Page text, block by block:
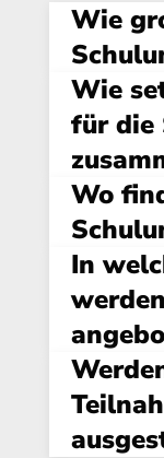
Wie
von
bei uns
Wie
für die
(Online/
Wo
sowohl
Gestaltung
In
Deutsch
Sprachen